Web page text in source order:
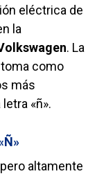
eléctrica de
la
. La
toma como
más
«ñ».
altamente